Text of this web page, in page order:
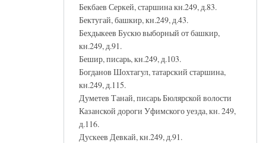
Бекбаев Серкей, старшина кн.249, д.83.
Бектугай, башкир, кн.249, д.43.
Бехдыкеев Бускю выборный от башкир,
кн.249, д.91.
Бешир, писарь, кн.249, д.103.
Богданов Шохтагул, татарский старшина,
кн.249, д.115.
Думетев Танай, писарь Бюлярской волости
Казанской дороги Уфимского уезда, кн. 249,
д.116.
Дускеев Девкай, кн.249, д.91.